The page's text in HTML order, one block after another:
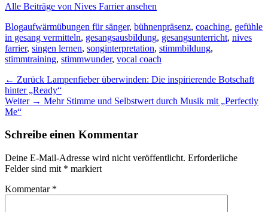
Alle Beiträge von Nives Farrier ansehen
Kategorien
BlogSchlagworte
aufwärmübungen für sänger, bühnenpräsenz, coaching, gefühle
in gesang vermitteln, gesangsausbildung, gesangsunterricht, nives
farrier, singen lernen, songinterpretation, stimmbildung,
stimmtraining, stimmwunder, vocal coach
Beitragsnavigation
← Zurück Vorheriger
Beitrag:
Lampenfieber überwinden: Die inspirierende Botschaft
hinter „Ready“
Weiter → Nächster
Mehr Stimme und Selbstwert durch Musik mit „Perfectly
Me“
Schreibe einen Kommentar
Deine E-Mail-Adresse wird nicht veröffentlicht. Erforderliche
Felder sind mit * markiert
Kommentar *